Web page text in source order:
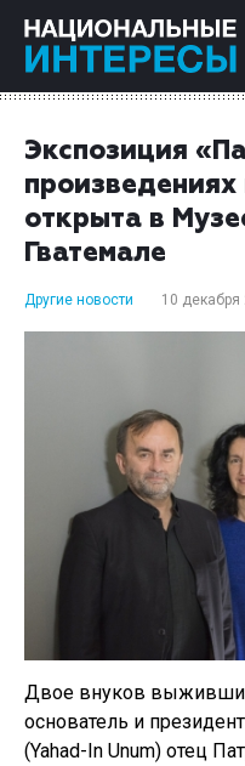
Экспозиция
произведениях
открыта в
Гватемале
Другие новости 10 декабря
Двое внуков
основатель и
(Yahad-In Unum) отец